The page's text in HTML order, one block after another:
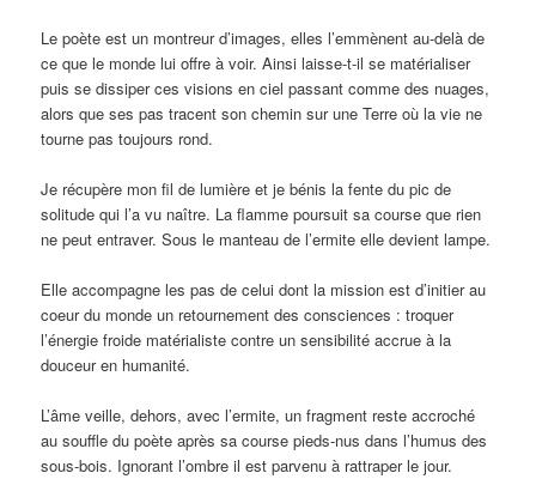
Le poète est un montreur d’images, elles l’emmènent au-delà de
ce que le monde lui offre à voir. Ainsi laisse-t-il se matérialiser
puis se dissiper ces visions en ciel passant comme des nuages,
alors que ses pas tracent son chemin sur une Terre où la vie ne
tourne pas toujours rond.
Je récupère mon fil de lumière et je bénis la fente du pic de
solitude qui l’a vu naître. La flamme poursuit sa course que rien
ne peut entraver. Sous le manteau de l’ermite elle devient lampe.
Elle accompagne les pas de celui dont la mission est d’initier au
coeur du monde un retournement des consciences : troquer
l’énergie froide matérialiste contre un sensibilité accrue à la
douceur en humanité.
L’âme veille, dehors, avec l’ermite, un fragment reste accroché
au souffle du poète après sa course pieds-nus dans l’humus des
sous-bois. Ignorant l’ombre il est parvenu à rattraper le jour.